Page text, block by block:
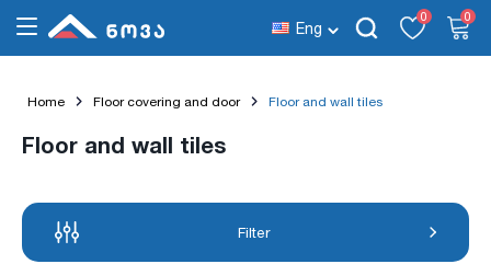
Eng
0 0
Home Floor covering and door Floor and wall tiles
Floor and wall tiles
Filter